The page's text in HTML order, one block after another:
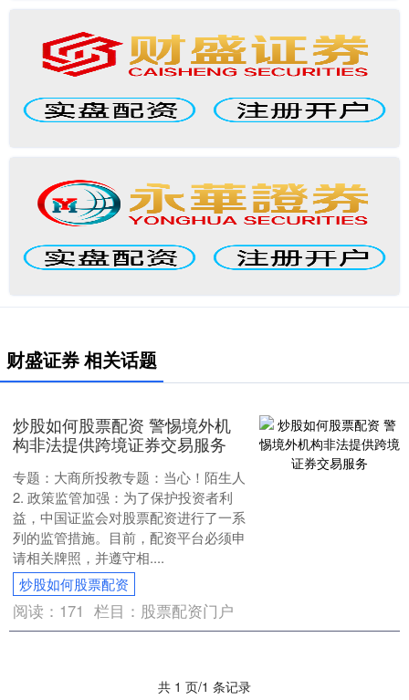
财盛证券 相关话题
炒股如何股票配资 警惕境外机
构非法提供跨境证券交易服务
专题：大商所投教专题：当心！陌生人
2. 政策监管加强：为了保护投资者利
益，中国证监会对股票配资进行了一系
列的监管措施。目前，配资平台必须申
请相关牌照，并遵守相....
炒股如何股票配资
阅读： 171 栏目： 股票配资门户
共 1 页/1 条记录